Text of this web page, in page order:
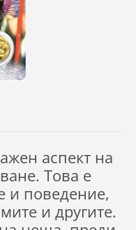
аспект на
Това е
и поведение,
и другите.